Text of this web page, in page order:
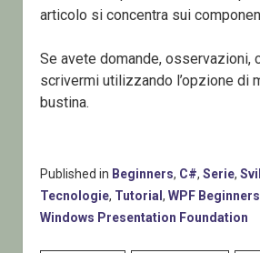
articolo si concentra sui
Se avete domande, osservazioni,
scrivermi utilizzando l’opzione di
bustina.
Published in Beginners, C#, Serie,
Tecnologie, Tutorial , WPF Beginners
Windows Presentation Foundation